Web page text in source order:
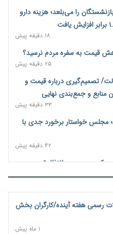
حقوق بازنشستگان را می‌بلعد؛ هزینه دارو
۱۸ دقیقه پیش
قیمت به سفره مردم نرسید؟
۲۵ دقیقه پیش
تصمیم‌گیری درباره قیمت و
منابع و جمع‌بندی نهایی
۳۳ دقیقه پیش
مجلس خواستار برخورد جدی با
۴۲ دقیقه پیش
بورس در انتظار تصمیم
است؛ چالش قیمت و
رسمی هفته آینده/کارگران بخش
۱ ماه پیش